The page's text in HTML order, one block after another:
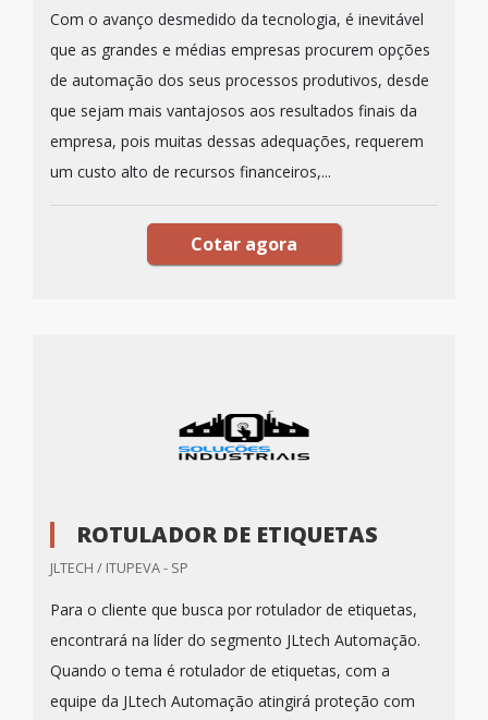
Com o avanço desmedido da tecnologia, é inevitável
que as grandes e médias empresas procurem opções
de automação dos seus processos produtivos, desde
que sejam mais vantajosos aos resultados finais da
empresa, pois muitas dessas adequações, requerem
um custo alto de recursos financeiros,...
Cotar agora
ROTULADOR DE ETIQUETAS
JLTECH / ITUPEVA - SP
Para o cliente que busca por rotulador de etiquetas,
encontrará na líder do segmento JLtech Automação.
Quando o tema é rotulador de etiquetas, com a
equipe da JLtech Automação atingirá proteção com